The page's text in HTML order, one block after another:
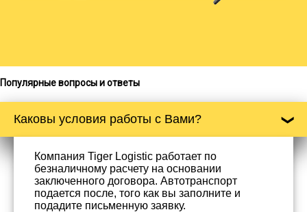
Популярные вопросы и ответы
Каковы условия работы с Вами?
Компания Tiger Logistic работает по
безналичному расчету на основании
заключенного договора. Автотранспорт
подается после, того как вы заполните и
подадите письменную заявку.